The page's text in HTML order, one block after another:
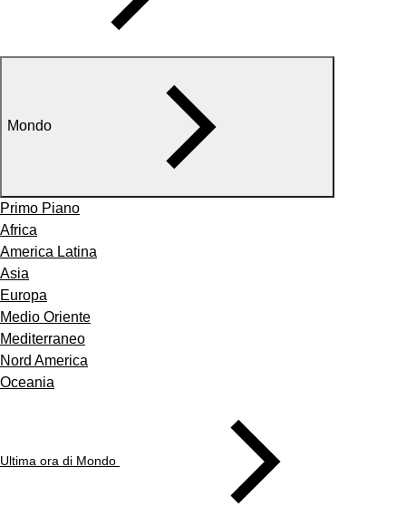
Mondo
Primo Piano
Africa
America Latina
Asia
Europa
Medio Oriente
Mediterraneo
Nord America
Oceania
Ultima ora di Mondo